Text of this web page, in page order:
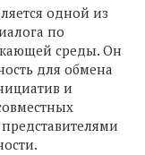
одной из
по
среды. Он
для обмена
и